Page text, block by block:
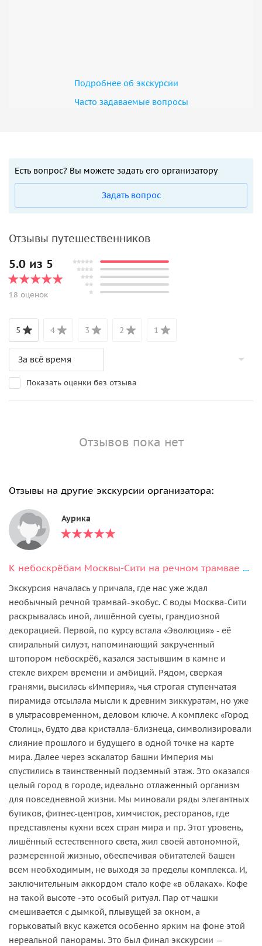
Подробнее об экскурсии
Часто задаваемые вопросы
Есть вопрос? Вы можете задать его организатору
Задать вопрос
Отзывы путешественников
5.0 из 5
18 оценок
5 4 3 2 1
Показать оценки без отзыва
Отзывов пока нет
Отзывы на другие экскурсии организатора:
Аурика
К небоскрёбам Москвы-Сити на речном трамвае и кофе на уровне облаков
Экскурсия началась у причала, где нас уже ждал
необычный речной трамвай-экобус. С воды Москва-Сити
раскрывалась иной, лишённой суеты, грандиозной
декорацией. Первой, по курсу встала «Эволюция» - её
спиральный силуэт, напоминающий закрученный
штопором небоскрёб, казался застывшим в камне и
стекле вихрем времени и амбиций. Рядом, сверкая
гранями, высилась «Империя», чья строгая ступенчатая
пирамида отсылала мысли к древним зиккуратам, но уже
в ультрасовременном, деловом ключе. А комплекс «Город
Столиц», будто два кристалла-близнеца, символизировали
слияние прошлого и будущего в одной точке на карте
мира. Далее через эскалатор башни Империя мы
спустились в таинственный подземный этаж. Это оказался
целый город в городе, идеально отлаженный организм
для повседневной жизни. Мы миновали ряды элегантных
бутиков, фитнес-центров, химчисток, ресторанов, где
представлены кухни всех стран мира и пр. Этот уровень,
лишённый естественного света, жил своей автономной,
размеренной жизнью, обеспечивая обитателей башен
всем необходимым, не выходя за пределы комплекса. И,
заключительным аккордом стало кофе «в облаках». Кофе
на такой высоте -это особый ритуал. Пар от чашки
смешивается с дымкой, плывущей за окном, а
горьковатый вкус кажется особенно ярким на фоне этой
нереальной панорамы. Это был финал экскурсии —